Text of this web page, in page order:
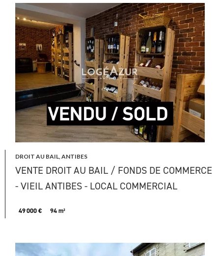
DROIT AU BAIL, ANTIBES
VENTE DROIT AU BAIL / FONDS DE COMMERCE
- VIEIL ANTIBES - LOCAL COMMERCIAL
49 000 € 94 m²